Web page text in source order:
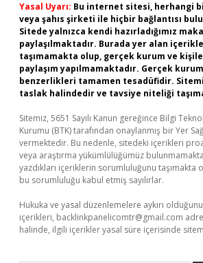
Yasal Uyarı: Bu internet sitesi, herhangi
veya şahıs şirketi ile hiçbir bağlantısı
Sitede yalnızca kendi hazırladığımız
paylaşılmaktadır. Burada yer alan
taşımamakta olup, gerçek kurum ve
paylaşım yapılmamaktadır. Gerçek
benzerlikleri tamamen tesadüfidir.
taslak halindedir ve tavsiye niteliği
Sitemiz, 5651 Sayılı Kanun gereğince Bilgi
Kurumu (BTK) tarafından onaylanmış bir Yer
vermektedir. Bu nedenle, sitedeki içerikleri
veya araştırma yükümlülüğümüz
yazdıkları içeriklerin sorumluluğunu taşımakta
bu sorumluluğu kabul etmiş sayılırlar.
Hukuka ve yasal düzenlemelere aykırı
içerikleri, backlinkpanelicomtr@gmail.com
halinde, ilgili içerikler yasal süre içerisinde